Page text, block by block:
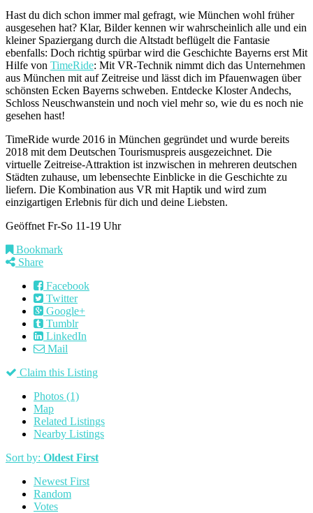
Hast du dich schon immer mal gefragt, wie München wohl früher
ausgesehen hat? Klar, Bilder kennen wir wahrscheinlich alle und ein
kleiner Spaziergang durch die Altstadt beflügelt die Fantasie
ebenfalls: Doch richtig spürbar wird die Geschichte Bayerns erst Mit
Hilfe von TimeRide: Mit VR-Technik nimmt dich das Unternehmen
aus München mit auf Zeitreise und lässt dich im Pfauenwagen über
schönsten Ecken Bayerns schweben. Entdecke Kloster Andechs,
Schloss Neuschwanstein und noch viel mehr so, wie du es noch nie
gesehen hast!
TimeRide wurde 2016 in München gegründet und wurde bereits
2018 mit dem Deutschen Tourismuspreis ausgezeichnet. Die
virtuelle Zeitreise-Attraktion ist inzwischen in mehreren deutschen
Städten zuhause, um lebensechte Einblicke in die Geschichte zu
liefern. Die Kombination aus VR mit Haptik und wird zum
einzigartigen Erlebnis für dich und deine Liebsten.
Geöffnet Fr-So 11-19 Uhr
Bookmark
Share
Facebook
Twitter
Google+
Tumblr
LinkedIn
Mail
Claim this Listing
Photos (1)
Map
Related Listings
Nearby Listings
Sort by: Oldest First
Newest First
Random
Votes